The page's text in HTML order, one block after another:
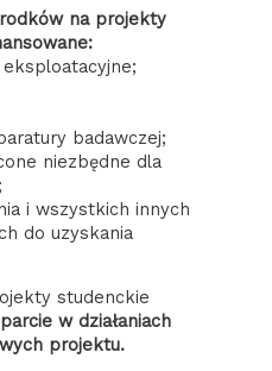
na projekty
badawczej;
niezbędne dla
i wszystkich innych
do uzyskania
studenckie
w działaniach
projektu.